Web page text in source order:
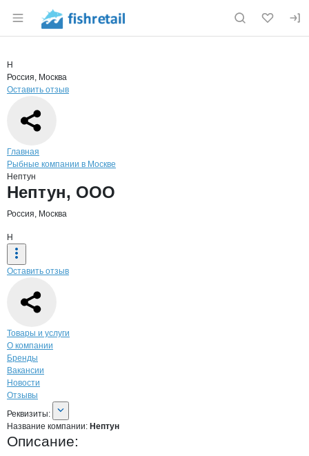
Раздел навигации по сайту fishretail.ru
Страница компании
Страница компании
Краткая информация о компании
Н
Россия, Москва
Оставить отзыв
Навигация по сайту
Главная
Рыбные компании в Москве
Нептун
Основная информация о компании
Нептун, ООО
Россия, Москва
Н
Оставить отзыв
Навигация по странице
Товары и услуги
О компании
Бренды
Вакансии
Новости
Отзывы
О компании
Реквизиты
Реквизиты:
Название компании: Нептун
Описание: